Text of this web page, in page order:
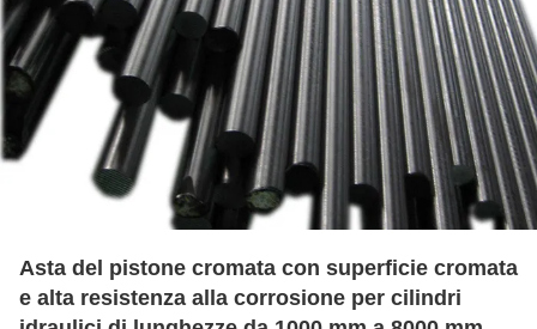
Asta del pistone cromata con superficie cromata
e alta resistenza alla corrosione per cilindri